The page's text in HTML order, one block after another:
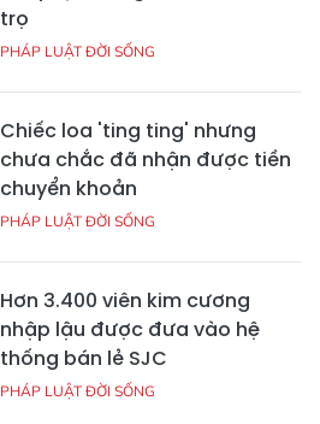
trọ
PHÁP LUẬT ĐỜI SỐNG
Chiếc loa 'ting ting' nhưng
chưa chắc đã nhận được tiền
chuyển khoản
PHÁP LUẬT ĐỜI SỐNG
Hơn 3.400 viên kim cương
nhập lậu được đưa vào hệ
thống bán lẻ SJC
PHÁP LUẬT ĐỜI SỐNG